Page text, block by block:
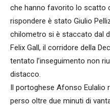
che hanno favorito lo scatto
rispondere è stato Giulio
chilometro si è staccato dal
Felix Gall, il corridore della
tentato l’inseguimento non
distacco.
Il portoghese Afonso
perso oltre due minuti di